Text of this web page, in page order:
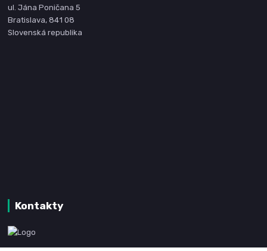
ul. Jána Poničana 5
Bratislava, 841 08
Slovenská republika
Kontakty